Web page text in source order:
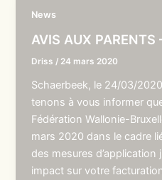
News
AVIS AUX PARENTS
Driss / 24 mars 2020
Schaerbeek, le 24/03/
tenons à vous informer
Fédération Wallonie-
mars 2020 dans le cadre
des mesures d’application
impact sur votre